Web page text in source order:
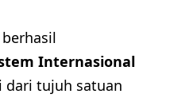
Internasional
dari tujuh satuan